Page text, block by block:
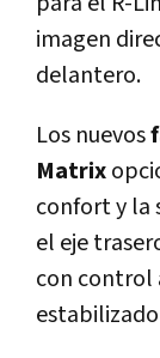
imagen
delantero.
Los nuevos
Matrix
confort y la
el eje
con control